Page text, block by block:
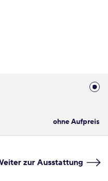
ohne Aufpreis
zur Ausstattung